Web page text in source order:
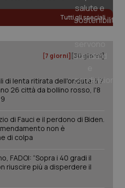
Tutti gli speciali
[7 giorni] [30 giorni]
di lenta ritirata dell'ondata: il 7
26 città da bollino rosso, l'8
di Fauci e il perdono di Biden.
non è
di colpa
FADOI: “Sopra i 40 gradi il
riuscire più a disperdere il
funzionalità di base quali la
e l'accesso alle aree
web non è in grado di
senza questi cookie.
YouTube